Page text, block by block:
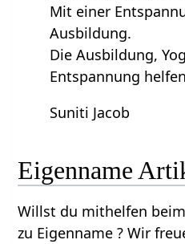
Mit einer
Ausbildung.
Die Ausbildung,
Entspannung
Suniti Jacob
Willst du mithelfen
zu Eigenname‏‎ ? Wir freuen uns über deine